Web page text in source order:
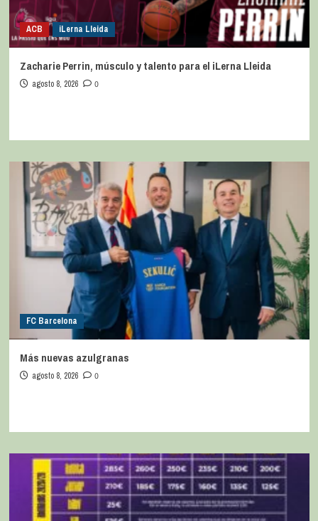
ACB iLerna Lleida
Zacharie Perrin, músculo y talento para el iLerna Lleida
agosto 8, 2026 0
FC Barcelona
Más nuevas azulgranas
agosto 8, 2026 0